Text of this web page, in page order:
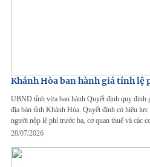
Khánh Hòa ban hành giá tính lệ
UBND tỉnh vừa ban hành Quyết định quy định
địa bàn tỉnh Khánh Hòa. Quyết định có hiệu
người nộp lệ phí trước bạ, cơ quan thuế và các
28/07/2026